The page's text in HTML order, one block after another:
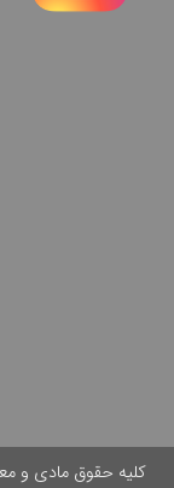
کلیه حقوق مادی و